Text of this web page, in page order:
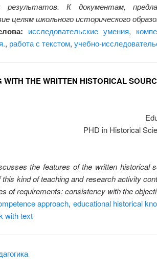
результатов. К документам,
целям школьного исторического
исследовательские умения,
, работа с текстом, учебно-
WITH THE WRITTEN HISTORICAL
PHD in Historical
the features of the written historical
kind of teaching and research activity
of requirements: consistency with the
approach, educational historical
with text